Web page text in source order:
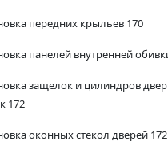
передних крыльев 170
панелей внутренней
защелок и цилиндров
172
оконных стекол дверей 172